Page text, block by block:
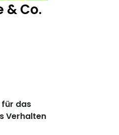
& Co.
für das
Verhalten